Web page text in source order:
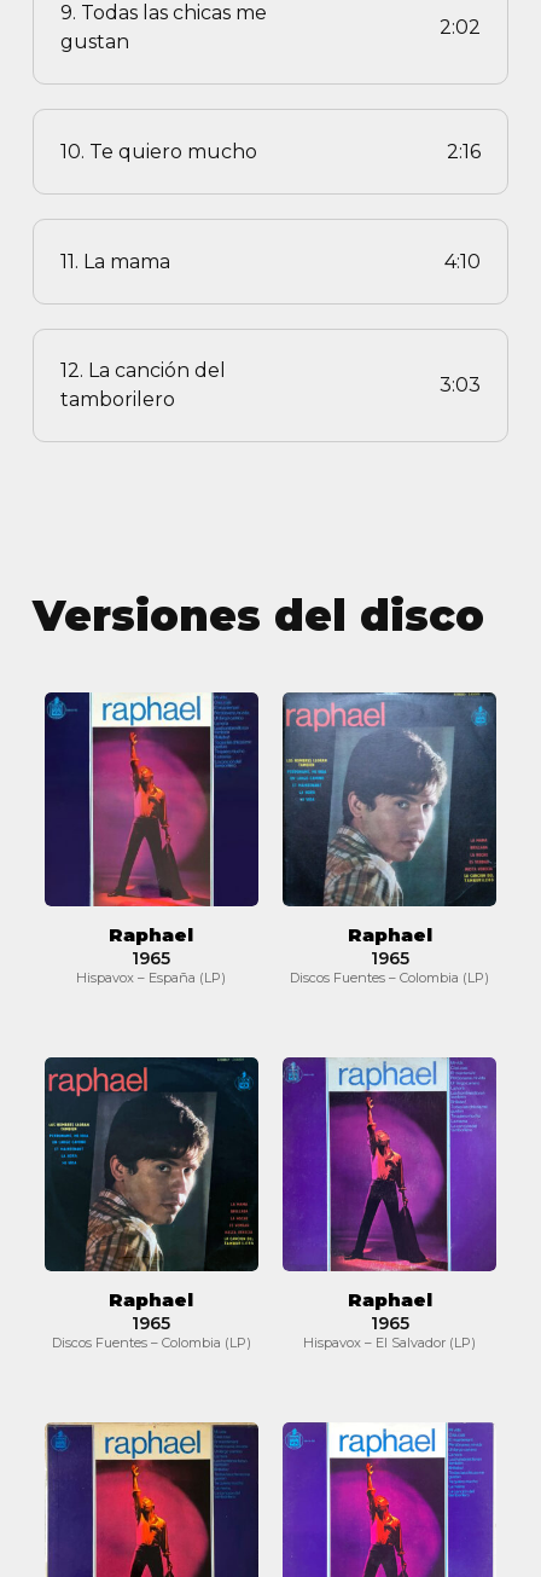
9. Todas las chicas me
gustan
2:02
10. Te quiero mucho 2:16
11. La mama 4:10
12. La canción del
tamborilero
3:03
Versiones del disco
Raphael
Raphael
1965
Hispavox – España (LP)
Raphael
Raphael
1965
Discos Fuentes – Colombia (LP)
Raphael
Raphael
1965
Discos Fuentes – Colombia (LP)
Raphael
Raphael
1965
Hispavox – El Salvador (LP)
Raphael Raphael